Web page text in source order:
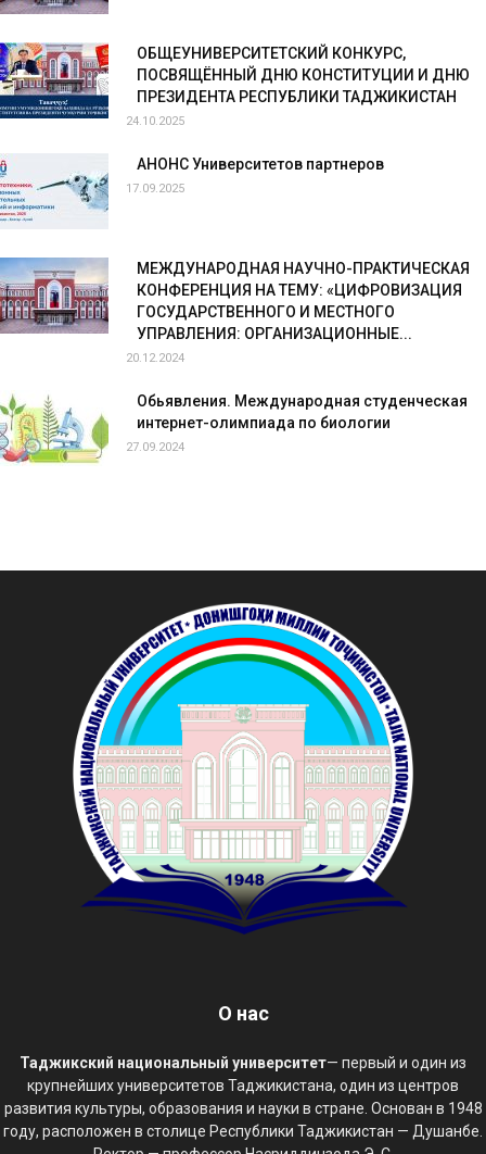
ОБЩЕУНИВЕРСИТЕТСКИЙ КОНКУРС,
ПОСВЯЩЁННЫЙ ДНЮ КОНСТИТУЦИИ И ДНЮ
ПРЕЗИДЕНТА РЕСПУБЛИКИ ТАДЖИКИСТАН
24.10.2025
АНОНС Университетов партнеров
17.09.2025
МЕЖДУНАРОДНАЯ НАУЧНО-ПРАКТИЧЕСКАЯ
КОНФЕРЕНЦИЯ НА ТЕМУ: «ЦИФРОВИЗАЦИЯ
ГОСУДАРСТВЕННОГО И МЕСТНОГО
УПРАВЛЕНИЯ: ОРГАНИЗАЦИОННЫЕ...
20.12.2024
Обьявления. Международная студенческая
интернет-олимпиада по биологии
27.09.2024
О нас
Таджикский национальный университет— первый и один из
крупнейших университетов Таджикистана, один из центров
развития культуры, образования и науки в стране. Основан в 1948
году, расположен в столице Республики Таджикистан — Душанбе.